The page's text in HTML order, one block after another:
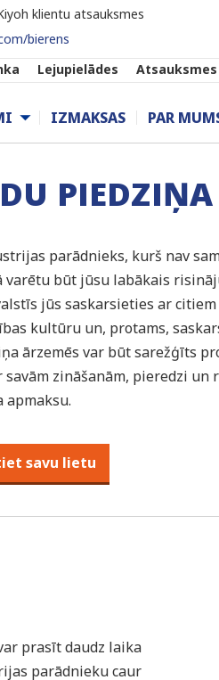
klientu atsauksmes
bierens
Lejupielādes Atsauksmes
IZMAKSAS PAR
parādnieks, kurš nav
būt jūsu labākais
jūs saskarsieties ar
kultūru un, protams,
ārzemēs var būt sarežģīts
savām zināšanām, pieredzi
apmaksu.
savu lietu
prasīt daudz laika
parādnieku caur